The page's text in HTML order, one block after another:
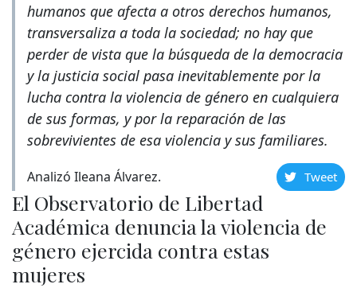
humanos que afecta a otros derechos humanos,
transversaliza a toda la sociedad; no hay que
perder de vista que la búsqueda de la democracia
y la justicia social pasa inevitablemente por la
lucha contra la violencia de género en cualquiera
de sus formas, y por la reparación de las
sobrevivientes de esa violencia y sus familiares.
Analizó Ileana Álvarez. Tweet
El Observatorio de Libertad
Académica denuncia la violencia de
género ejercida contra estas
mujeres